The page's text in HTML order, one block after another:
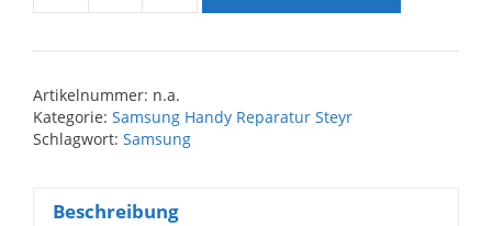
A21S
Menge
Artikelnummer: n.a.
Kategorie: Samsung Handy Reparatur Steyr
Schlagwort: Samsung
Beschreibung